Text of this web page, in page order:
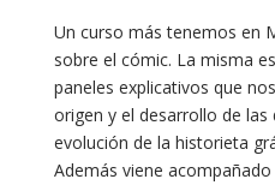
Un curso más tenemos en
sobre el cómic. La misma
paneles explicativos que
origen y el desarrollo de las
evolución de la historieta
Además viene